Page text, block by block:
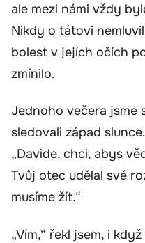
ale mezi námi vždy
Nikdy o tátovi
bolest v jejích očích
zmínilo.
Jednoho večera jsme
sledovali západ
„Davide, chci, abys
Tvůj otec udělal své
musíme žít.“
„Vím,“ řekl jsem, i